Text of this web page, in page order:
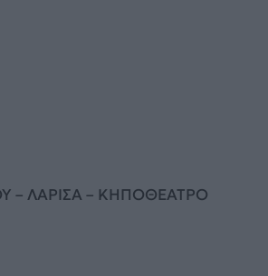
– ΛΑΡΙΣΑ – ΚΗΠΟΘΕΑΤΡΟ